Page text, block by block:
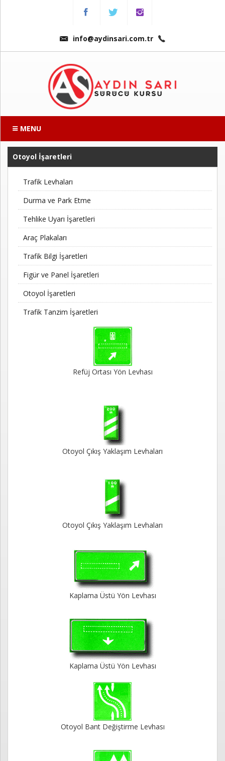
info@aydinsari.com.tr
MENU
Otoyol İşaretleri
Trafik Levhaları
Durma ve Park Etme
Tehlike Uyarı İşaretleri
Araç Plakaları
Trafik Bilgi İşaretleri
Figür ve Panel İşaretleri
Otoyol İşaretleri
Trafik Tanzim İşaretleri
Refüj Ortası Yön Levhası
Otoyol Çıkış Yaklaşım Levhaları
Otoyol Çıkış Yaklaşım Levhaları
Kaplama Üstü Yön Levhası
Kaplama Üstü Yön Levhası
Otoyol Bant Değiştirme Levhası
Fiyatlarımız
Kursumuzdan
Ders
Videoları
Sınav
Soruları
Online
Kayıt
İletişim